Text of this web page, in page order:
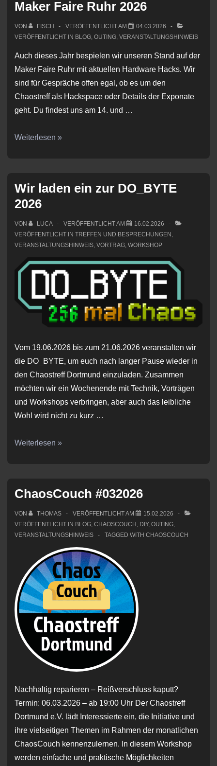
Maker Faire Ruhr 2026
VON FISCH VERÖFFENTLICHT AM
04.03.2026
VERÖFFENTLICHT IN BLOG OUTING VERANSTALTUNGSHINWEIS
Auch dieses Jahr bespielen wir unseren Stand auf der
Maker Faire Ruhr mit aktuellen Hardware Hacks. Wir
sind für Gespräche offen egal, ob es um den
Chaostreff als Hackspace oder Details der Exponate
geht. Du findest uns am 14. und …
Maker
Weiterlesen »
Wir laden ein zur DO_BYTE
2026
VON LUCA VERÖFFENTLICHT AM
16.02.2026
VERÖFFENTLICHT IN TREFFEN UND BESPRECHUNGEN
VERANSTALTUNGSHINWEIS VORTRAG WORKSHOP
Vom 19.06.2026 bis zum 21.06.2026 veranstalten wir
die DO_BYTE, um euch nach langer Pause wieder in
den Chaostreff Dortmund einzuladen. Zusammen
möchten wir ein Wochenende mit Technik, Vorträgen
und Workshops verbringen, aber auch das leibliche
Wohl wird nicht zu kurz …
Wir
DO_BYTE
2026
Weiterlesen »
ChaosCouch #032026
VON THOMAS VERÖFFENTLICHT AM
15.02.2026
VERÖFFENTLICHT IN BLOG, CHAOSCOUCH, DIY, OUTING,
VERANSTALTUNGSHINWEIS
TAGGED WITH CHAOSCOUCH
Nachhaltig reparieren – Reißverschluss kaputt?
Termin: 06.03.2026 – ab 19:00 Uhr Der Chaostreff
Dortmund e.V. lädt Interessierte ein, die Initiative und
ihre vielseitigen Themen im Rahmen der monatlichen
ChaosCouch kennenzulernen. In diesem Workshop
werden einfache und praktische Möglichkeiten